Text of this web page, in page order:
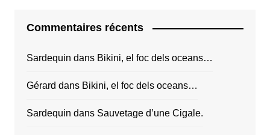
Commentaires récents
Sardequin dans Bikini, el foc dels oceans…
Gérard dans Bikini, el foc dels oceans…
Sardequin dans Sauvetage d’une Cigale.